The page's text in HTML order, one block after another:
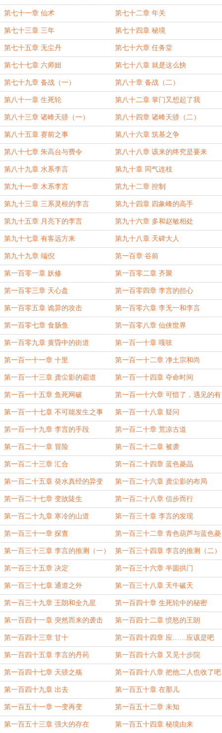
第七十一章 仙术 第七十二章 年关
第七十三章 三年 第七十四章 秘境
第七十五章 无尘丹 第七十六章 任务堂
第七十七章 六师姐 第七十八章 就是这么快
第七十九章 备战（一） 第八十章 备战（二）
第八十一章 生死轮 第八十二章 掌门又想起了我
第八十三章 诸峰天骄（一） 第八十四章 诸峰天骄（二）
第八十五章 赛前之事 第八十六章 筑基之争
第八十七章 朱高台与费令 第八十八章 该来的终究是要来
第八十九章 水系李言 第九十章 同气连枝
第九十一章 木系李言 第九十二章 控制
第九十三章 三系灵根的李言 第九十四章 四象峰的高手
第九十五章 月亮下的李言 第九十六章 多和赵敏相处
第九十七章 有客远方来 第九十八章 天碑大人
第九十九章 端倪 第一百章 谷前
第一百零一章 妖修 第一百零二章 齐聚
第一百零三章 天心盘 第一百零四章 李言的担心
第一百零五章 诡异的攻击 第一百零六章 李无一和李言
第一百零七章 食肠鱼 第一百零八章 仙侠世界
第一百零九章 黄昏中的街道 第一百一十章 嘎吱
第一百一十一章 十里 第一百一十二章 净土宗和尚
第一百一十三章 龚尘影的霸道 第一百一十四章 夺命时间
第一百一十五章 鱼死网破 第一百一十六章 可惜了，遇见的有
些早
第一百一十七章 不可能发生之事 第一百一十八章 疑问
第一百一十九章 李言的手段 第一百二十章 荒凉古道
第一百二十一章 冒险 第一百二十二章 被袭
第一百二十三章 汇合 第一百二十四章 蓝色菱晶
第一百二十五章 癸水真经的异变 第一百二十六章 龚尘影的布局
第一百二十七章 变故陡生 第一百二十八章 信步而行
第一百二十九章 寒冷的山道 第一百三十章 李言的发现
第一百三十一章 探查 第一百三十二章 青色葫芦与蓝色菱
晶
第一百三十三章 李言的推测（一） 第一百三十四章 李言的推测（二）
第一百三十五章 决定 第一百三十六章 半圆拱门
第一百三十七章 通道之外 第一百三十八章 天牛破天
第一百三十九章 王朗和全九星 第一百四十章 生死轮中的秘密
第一百四十一章 突然而来的袭击 第一百四十二章 愤怒的王朗
第一百四十三章 甘十 第一百四十四章 应……应该是吧
第一百四十五章 李言的丹药 第一百四十六章 又见十步院
第一百四十七章 天骄之殇 第一百四十八章 把他二人也收了吧
第一百四十九章 出去 第一百五十章 在那儿
第一百五十一章 一变再变 第一百五十二章 未知
第一百五十三章 强大的存在 第一百五十四章 秘境由来